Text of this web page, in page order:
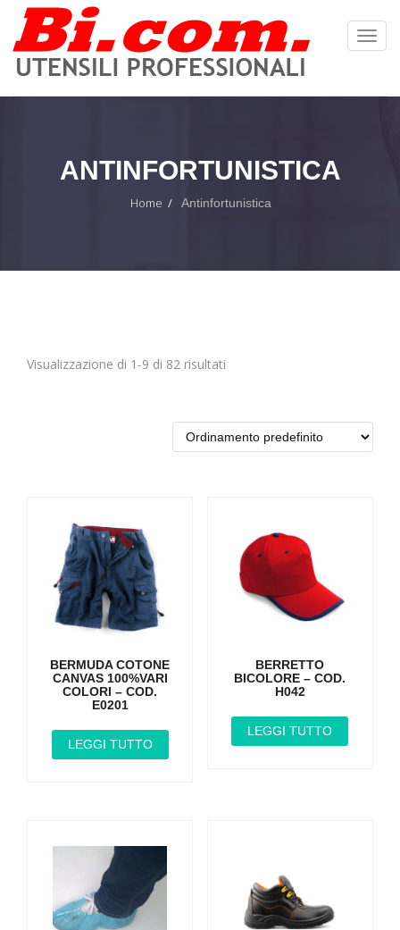
ANTINFORTUNISTICA
Home Antinfortunistica
Visualizzazione di 1-9 di 82 risultati
BERMUDA COTONE
CANVAS 100%VARI
COLORI – COD.
E0201
LEGGI TUTTO
BERRETTO
BICOLORE – COD.
H042
LEGGI TUTTO